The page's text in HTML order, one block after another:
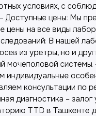
условиях, с
Доступные цены: Мы
цены на все виды
В нашей
из уретры, но и
мочеполовой
индивидуальные
консультации по
диагностика –
TTD в Ташкенте